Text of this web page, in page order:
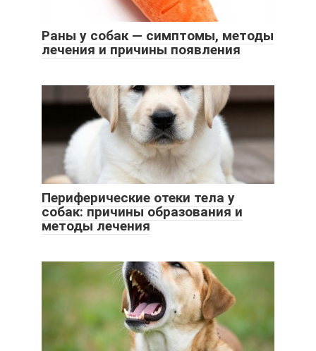
Раны у собак — симптомы, методы
лечения и причины появления
Периферические отеки тела у
собак: причины образования и
методы лечения